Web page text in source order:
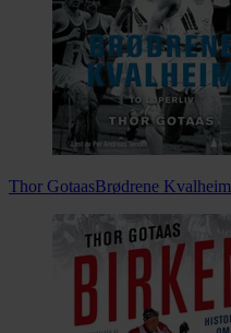
Thor GotaasBrødrene Kvalheim